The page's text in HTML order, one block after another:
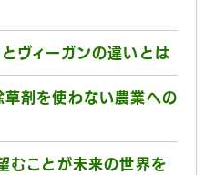
ヴィーガンの違いとは
剤を使わない農業への
むことが未来の世界を